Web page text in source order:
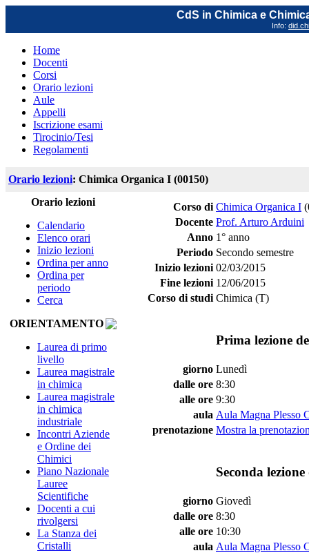
CdS in Chimica e
Info:
Home
Docenti
Corsi
Orario lezioni
Aule
Appelli
Iscrizione esami
Tirocinio/Tesi
Regolamenti
Orario lezioni: Chimica Organica I (00150)
Orario lezioni
Calendario
Elenco orari
Inizio lezioni
Ordina per anno
Ordina per
periodo
Cerca
ORIENTAMENTO
Laurea di primo
livello
Laurea magistrale
in chimica
Laurea magistrale
in chimica
industriale
Incontri Aziende
e Ordine dei
Chimici
Piano Nazionale
Lauree
Scientifiche
Docenti a cui
rivolgersi
La Stanza dei
Cristalli
Corso di Chimica Organica I
Docente Prof. Arturo Arduini
Anno 1° anno
Periodo Secondo semestre
Inizio lezioni 02/03/2015
Fine lezioni 12/06/2015
Corso di studi Chimica (T)
Prima lezione
giorno Lunedì
dalle ore 8:30
alle ore 9:30
aula Aula Magna Plesso
prenotazione Mostra la
Seconda
giorno Giovedì
dalle ore 8:30
alle ore 10:30
aula Aula Magna Plesso